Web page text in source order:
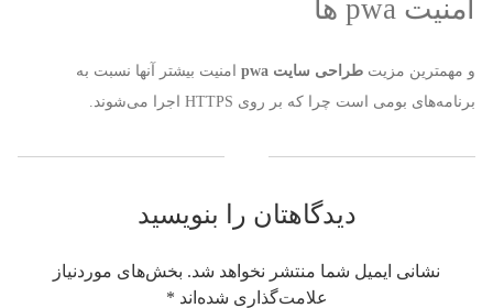
امنیت pwa ها
و مهمترین مزیت طراحی سایت pwa امنیت بیشتر آنها نسبت به
برنامه‌های بومی است چرا که بر روی HTTPS اجرا می‌شوند.
دیدگاهتان را بنویسید
نشانی ایمیل شما منتشر نخواهد شد. بخش‌های موردنیاز
علامت‌گذاری شده‌اند *